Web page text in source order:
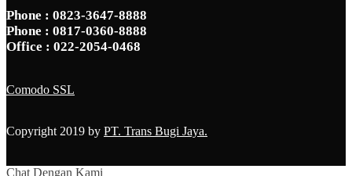
Phone : 0823-3647-8888
Phone : 0817-0360-8888
Office : 022-2054-0468
Comodo SSL
Copyright 2019 by PT. Trans Bugi Jaya.
Chat Dengan Kami